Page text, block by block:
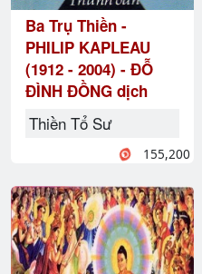
Ba Trụ Thiền -
PHILIP KAPLEAU
(1912 - 2004) - ĐỖ
ĐÌNH ĐỒNG dịch
Thiền Tổ Sư
155,200